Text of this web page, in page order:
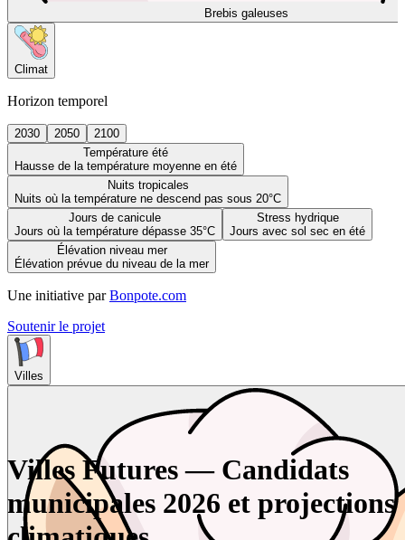
Brebis galeuses
Climat
Horizon temporel
2030 2050
2100
Température été
Hausse de la température moyenne en été
Nuits tropicales
Nuits où la température ne descend pas sous 20°C
Jours de canicule
Jours où la température dépasse 35°C
Stress hydrique
Jours avec sol sec en été
Élévation niveau mer
Élévation prévue du niveau de la mer
Une initiative par Bonpote.com
Soutenir le projet
Villes
Villes Futures — Candidats
municipales 2026 et projections